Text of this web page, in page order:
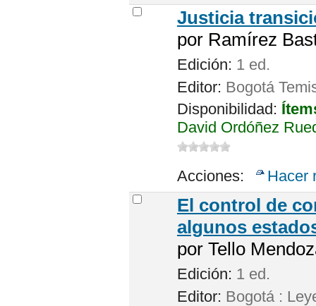
Justicia
por Ramírez
Edición: 1 ed.
Editor: Bogotá
Disponibilidad:
David Ordóñez
Acciones: Hacer
El control de
algunos
por Tello
Edición: 1 ed.
Editor: Bogotá :